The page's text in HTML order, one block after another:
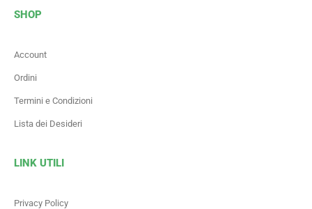
SHOP
Account
Ordini
Termini e Condizioni
Lista dei Desideri
LINK UTILI
Privacy Policy